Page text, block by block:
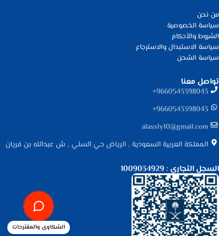
من نحن
سياسة الخصوصية
الشروط والأحكام
سياسة الاستبدال والاسترجاع
سياسة الشحن
تواصل معنا
9660543398043⁩+
9660543398043⁩+
alassly10@gmail.com
المملكة العربية السعودية , الرياض حي السلي , ش عبدالله بن فريان
السجل التجاري : 1009034929
الشكاوى والمقترحات